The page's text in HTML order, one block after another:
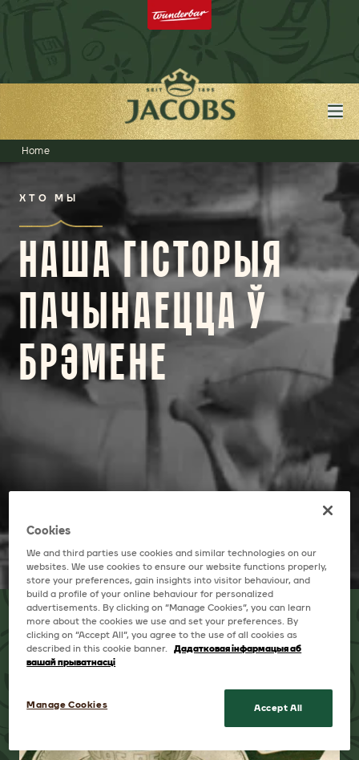
Home
ХТО МЫ
НАША ГІСТОРЫЯ
ПАЧЫНАЕЦЦА Ў
БРЭМЕНЕ
Cookies
We and third parties use cookies and similar technologies on our
websites. We use cookies to ensure our website functions properly,
store your preferences, gain insights into visitor behaviour, and
build a profile of your online behaviour for personalized
advertisements. By clicking on “Manage Cookies”, you can learn
more about the cookies we use and set your preferences. By
clicking on “Accept All”, you agree to the use of all cookies as
described in this cookie banner. Дадатковая інфармацыя аб
вашай прыватнасці
Manage Cookies Accept All